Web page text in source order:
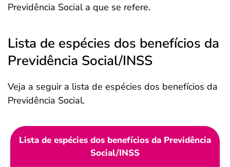
Previdência Social a que se refere.
Lista de espécies dos benefícios da
Previdência Social/INSS
Veja a seguir a lista de espécies dos benefícios da
Previdência Social.
Lista de espécies dos benefícios da Previdência
Social/INSS